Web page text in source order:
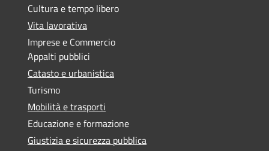
Cultura e tempo libero
Vita lavorativa
Imprese e Commercio
Appalti pubblici
Catasto e urbanistica
Turismo
Mobilità e trasporti
Educazione e formazione
Giustizia e sicurezza pubblica